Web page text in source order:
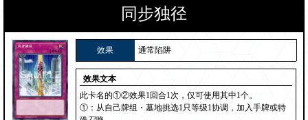
同步独径
效果 通常陷阱
效果文本
此卡名的①②效果1回合1次，仅可使用其中1个。
①：从自己牌组・墓地挑选1只等级1协调，加入手牌或特